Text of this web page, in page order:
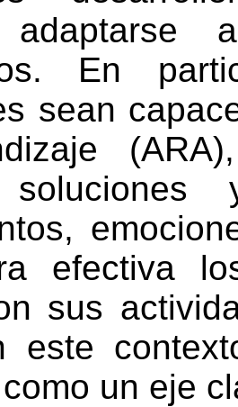
adaptarse
En
sean
efectiva
sus
este
un eje